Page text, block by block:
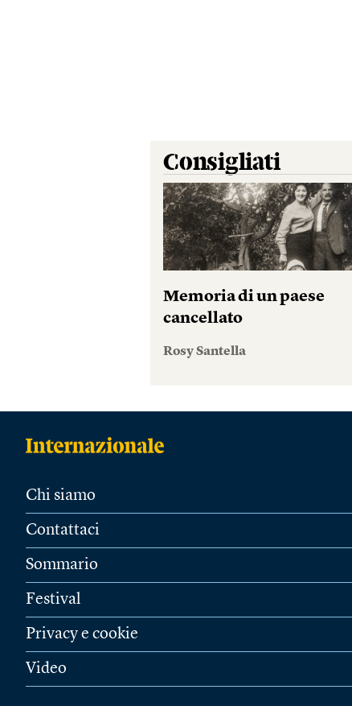
Consigliati
Memoria di un paese
cancellato
Rosy Santella
Chi siamo
Contattaci
Sommario
Festival
Privacy e cookie
Video